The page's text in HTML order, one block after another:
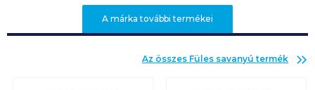
A márka további termékei
Az összes Füles savanyú termék